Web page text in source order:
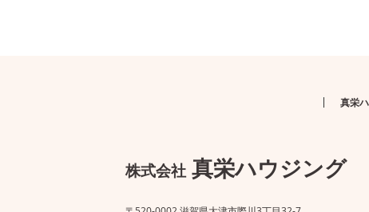
真栄
株式会社 真栄ハウジング